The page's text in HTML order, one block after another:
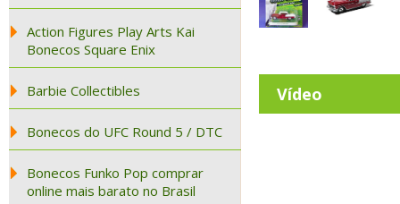
Action Figures Play Arts Kai
Bonecos Square Enix
Barbie Collectibles
Bonecos do UFC Round 5 / DTC
Bonecos Funko Pop comprar
online mais barato no Brasil
Vídeo